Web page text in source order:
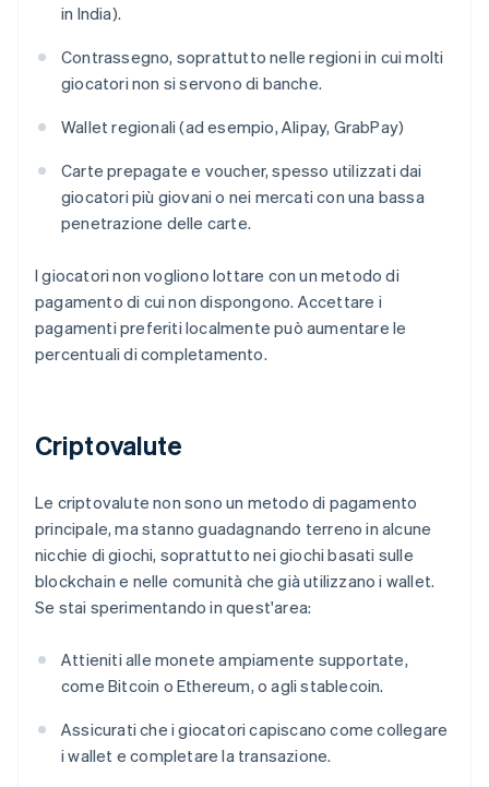
in India).
Contrassegno, soprattutto nelle regioni in cui molti
giocatori non si servono di banche.
Wallet regionali (ad esempio, Alipay, GrabPay)
Carte prepagate e voucher, spesso utilizzati dai
giocatori più giovani o nei mercati con una bassa
penetrazione delle carte.
I giocatori non vogliono lottare con un metodo di
pagamento di cui non dispongono. Accettare i
pagamenti preferiti localmente può aumentare le
percentuali di completamento.
Criptovalute
Le criptovalute non sono un metodo di pagamento
principale, ma stanno guadagnando terreno in alcune
nicchie di giochi, soprattutto nei giochi basati sulle
blockchain e nelle comunità che già utilizzano i wallet.
Se stai sperimentando in quest'area:
Attieniti alle monete ampiamente supportate,
come Bitcoin o Ethereum, o agli stablecoin.
Assicurati che i giocatori capiscano come collegare
i wallet e completare la transazione.